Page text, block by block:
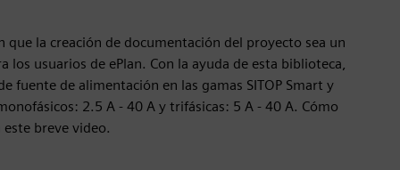
que la creación de documentación del proyecto sea un
los usuarios de ePlan. Con la ayuda de esta biblioteca,
fuente de alimentación en las gamas SITOP Smart y
2.5 A - 40 A y trifásicas: 5 A - 40 A. Cómo
breve video.